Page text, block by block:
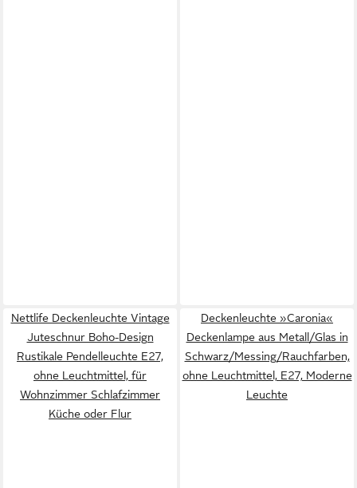
Nettlife Deckenleuchte Vintage
Juteschnur Boho-Design
Rustikale Pendelleuchte E27,
ohne Leuchtmittel, für
Wohnzimmer Schlafzimmer
Küche oder Flur
Deckenleuchte »Caronia«
Deckenlampe aus Metall/Glas in
Schwarz/Messing/Rauchfarben,
ohne Leuchtmittel, E27, Moderne
Leuchte